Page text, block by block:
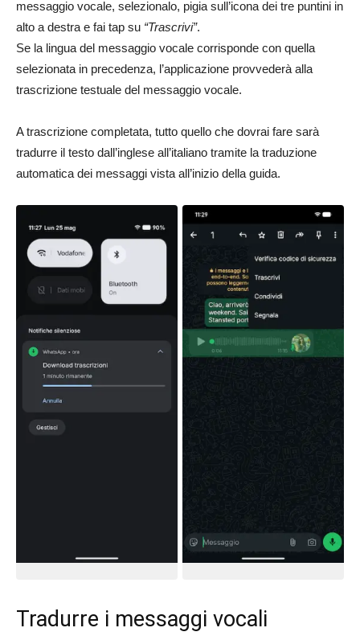
messaggio vocale, selezionalo, pigia sull’icona dei tre puntini in
alto a destra e fai tap su “Trascrivi”.
Se la lingua del messaggio vocale corrisponde con quella
selezionata in precedenza, l’applicazione provvederà alla
trascrizione testuale del messaggio vocale.
A trascrizione completata, tutto quello che dovrai fare sarà
tradurre il testo dall’inglese all’italiano tramite la traduzione
automatica dei messaggi vista all’inizio della guida.
Tradurre i messaggi vocali